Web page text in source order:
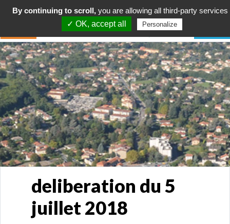
deliberation du 5
juillet 2018
By continuing to scroll, you are allowing all third-party services
✓ OK, accept all
Personalize